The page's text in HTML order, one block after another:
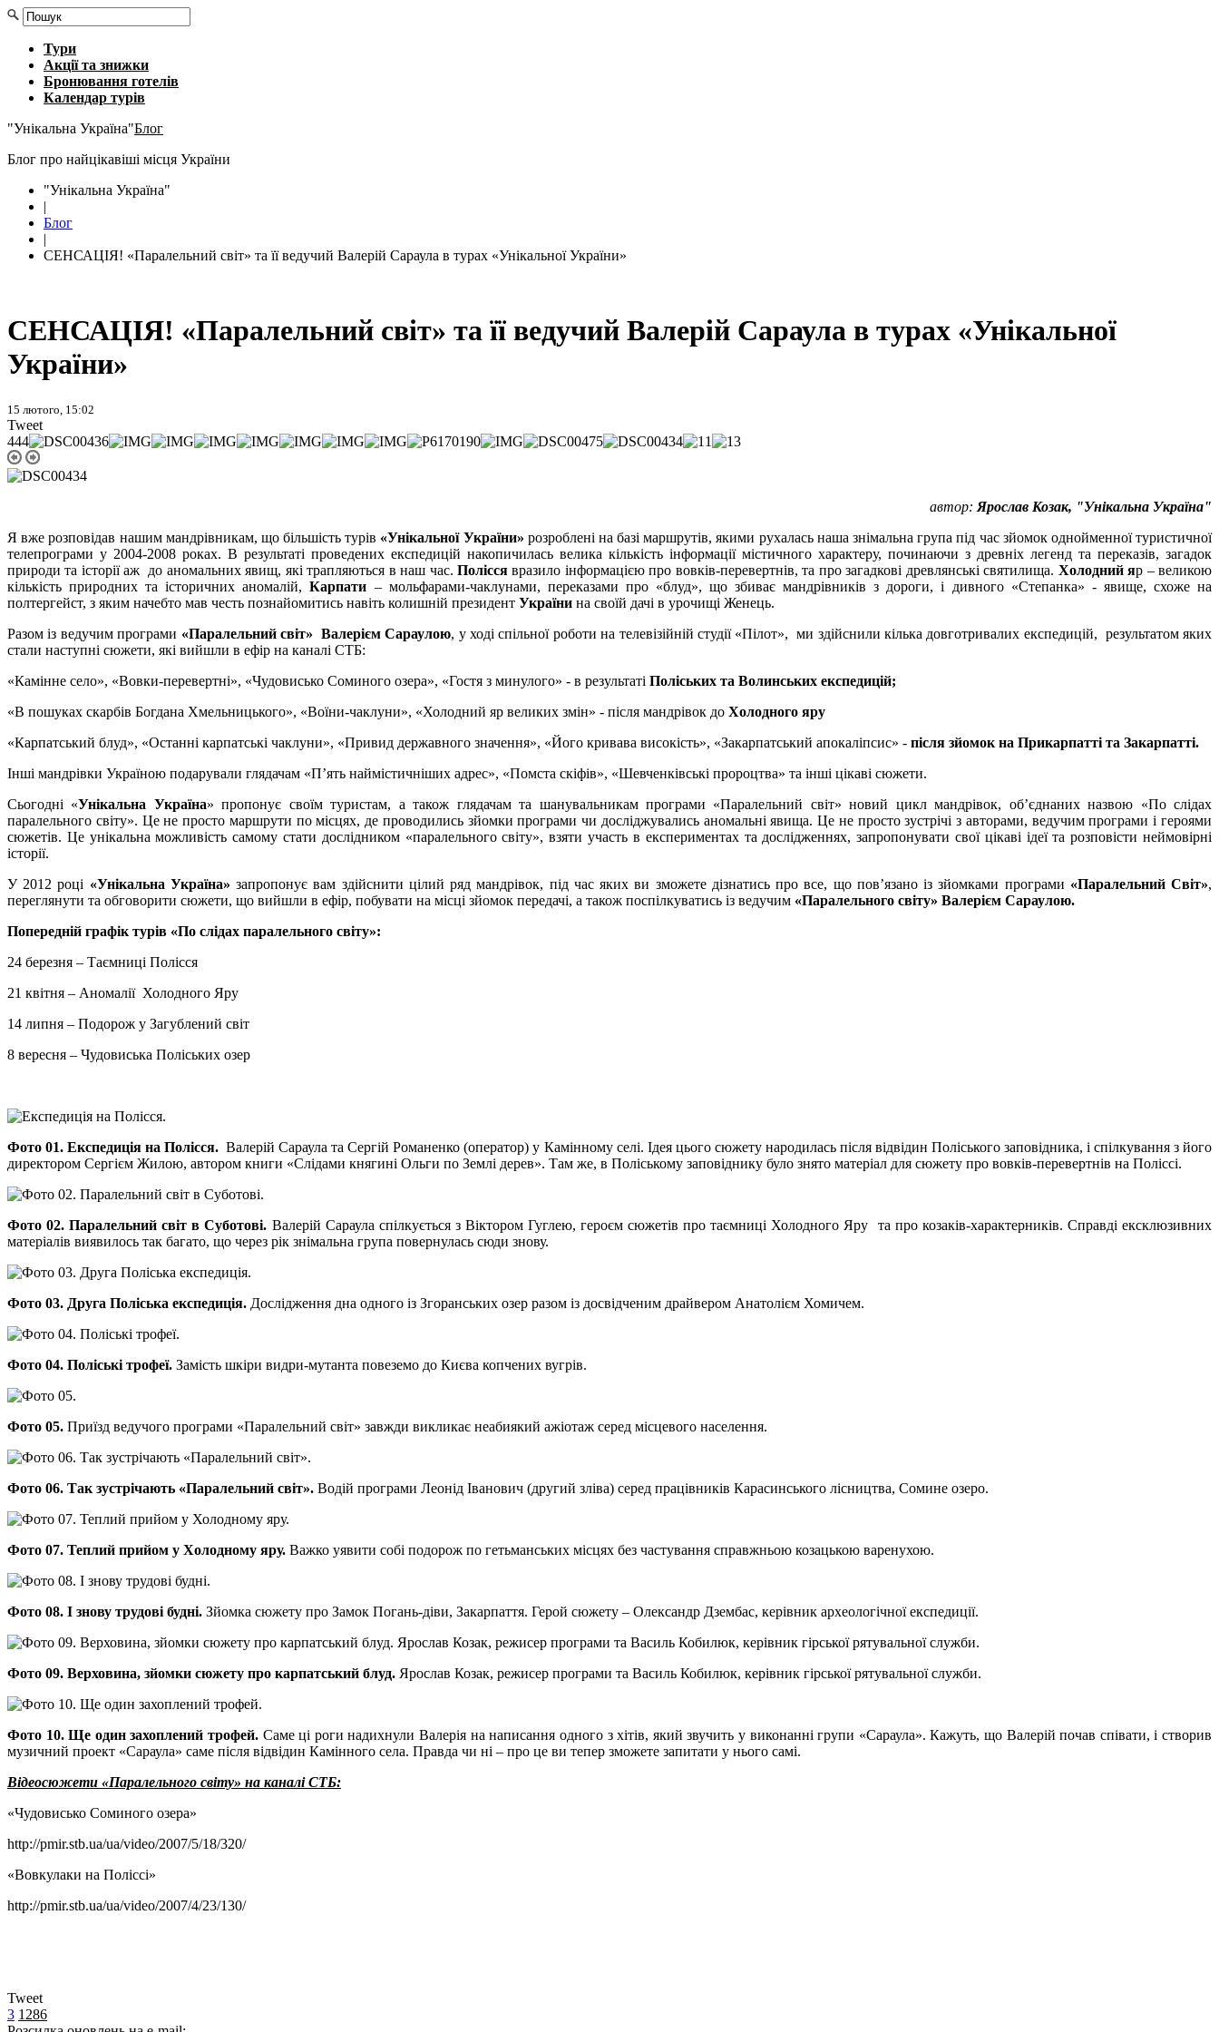
Тури
Акції та знижки
Бронювання готелів
Календар турів
"Унікальна Україна"Блог
Блог про найцікавіші місця України
"Унікальна Україна"
|
Блог
|
СЕНСАЦІЯ! «Паралельний світ» та її ведучий Валерій Сараула в турах «Унікальної України»
СЕНСАЦІЯ! «Паралельний світ» та її ведучий Валерій Сараула в турах «Унікальної
України»
15 лютого, 15:02
Tweet
автор: Ярослав Козак, "Унікальна Україна"
Я вже розповідав нашим мандрівникам, що більшість турів «Унікальної України» розроблені на базі маршрутів, якими рухалась наша знімальна група під час зйомок однойменної туристичної
телепрограми у 2004-2008 роках. В результаті проведених експедицій накопичилась велика кількість інформації містичного характеру, починаючи з древніх легенд та переказів, загадок
природи та історії аж до аномальних явищ, які трапляються в наш час. Полісся вразило інформацією про вовків-перевертнів, та про загадкові древлянські святилища. Холодний яр – великою
кількість природних та історичних аномалій,Карпати – мольфарами-чаклунами, переказами про «блуд», що збиває мандрівників з дороги, і дивного «Степанка» - явище, схоже на
полтергейст, з яким начебто мав честь познайомитись навіть колишній президент України на своїй дачі в урочищі Женець.
Разом із ведучим програми «Паралельний світ» Валерієм Сараулою, у ході спільної роботи на телевізійній студії «Пілот», ми здійснили кілька довготривалих експедицій, результатом яких
стали наступні сюжети, які вийшли в ефір на каналі СТБ:
«Камінне село», «Вовки-перевертні», «Чудовисько Соминого озера», «Гостя з минулого» - в результаті Поліських та Волинських експедицій;
«В пошуках скарбів Богдана Хмельницького», «Воїни-чаклуни», «Холодний яр великих змін» - після мандрівок до Холодного яру
«Карпатський блуд», «Останні карпатські чаклуни», «Привид державного значення», «Його кривава високість», «Закарпатський апокаліпсис» - після зйомок на Прикарпатті та Закарпатті.
Інші мандрівки Україною подарували глядачам «П’ять наймістичніших адрес», «Помста скіфів», «Шевченківські пророцтва» та інші цікаві сюжети.
Сьогодні «Унікальна Україна» пропонує своїм туристам, а також глядачам та шанувальникам програми «Паралельний світ» новий цикл мандрівок, об’єднаних назвою «По слідах
паралельного світу». Це не просто маршрути по місцях, де проводились зйомки програми чи досліджувались аномальні явища. Це не просто зустрічі з авторами, ведучим програми і героями
сюжетів. Це унікальна можливість самому стати дослідником «паралельного світу», взяти участь в експериментах та дослідженнях, запропонувати свої цікаві ідеї та розповісти неймовірні
історії.
У 2012 році «Унікальна Україна» запропонує вам здійснити цілий ряд мандрівок, під час яких ви зможете дізнатись про все, що пов’язано із зйомками програми «Паралельний Світ»,
переглянути та обговорити сюжети, що вийшли в ефір, побувати на місці зйомок передачі, а також поспілкуватись із ведучим «Паралельного світу» Валерієм Сараулою.
Попередній графік турів «По слідах паралельного світу»:
24 березня – Таємниці Полісся
21 квітня – Аномалії Холодного Яру
14 липня – Подорож у Загублений світ
8 вересня – Чудовиська Поліських озер
Фото 01. Експедиція на Полісся. Валерій Сараула та Сергій Романенко (оператор) у Камінному селі. Ідея цього сюжету народилась після відвідин Поліського заповідника, і спілкування з його
директором Сергієм Жилою, автором книги «Слідами княгині Ольги по Землі дерев». Там же, в Поліському заповіднику було знято матеріал для сюжету про вовків-перевертнів на Поліссі.
Фото 02. Паралельний світ в Суботові. Валерій Сараула спілкується з Віктором Гуглею, героєм сюжетів про таємниці Холодного Яру та про козаків-характерників. Справді ексклюзивних
матеріалів виявилось так багато, що через рік знімальна група повернулась сюди знову.
Фото 03. Друга Поліська експедиція. Дослідження дна одного із Згоранських озер разом із досвідченим драйвером Анатолієм Хомичем.
Фото 04. Поліські трофеї. Замість шкіри видри-мутанта повеземо до Києва копчених вугрів.
Фото 05. Приїзд ведучого програми «Паралельний світ» завжди викликає неабиякий ажіотаж серед місцевого населення.
Фото 06. Так зустрічають «Паралельний світ». Водій програми Леонід Іванович (другий зліва) серед працівників Карасинського лісництва, Сомине озеро.
Фото 07. Теплий прийом у Холодному яру. Важко уявити собі подорож по гетьманських місцях без частування справжньою козацькою варенухою.
Фото 08. І знову трудові будні. Зйомка сюжету про Замок Погань-діви, Закарпаття. Герой сюжету – Олександр Дзембас, керівник археологічної експедиції.
Фото 09. Верховина, зйомки сюжету про карпатський блуд. Ярослав Козак, режисер програми та Василь Кобилюк, керівник гірської рятувальної служби.
Фото 10. Ще один захоплений трофей. Саме ці роги надихнули Валерія на написання одного з хітів, який звучить у виконанні групи «Сараула». Кажуть, що Валерій почав співати, і створив
музичний проект «Сараула» саме після відвідин Камінного села. Правда чи ні – про це ви тепер зможете запитати у нього самі.
Відеосюжети «Паралельного світу» на каналі СТБ:
«Чудовисько Соминого озера»
http://pmir.stb.ua/ua/video/2007/5/18/320/
«Вовкулаки на Поліссі»
http://pmir.stb.ua/ua/video/2007/4/23/130/
Tweet
3 1286